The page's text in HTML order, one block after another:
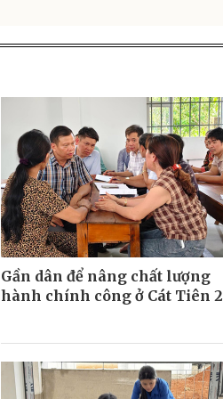
Gần dân để nâng chất lượng
hành chính công ở Cát Tiên 2